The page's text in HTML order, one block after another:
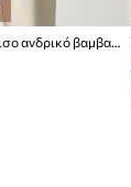
Michael Kors πουκάμισο ανδρικό βαμβακερό